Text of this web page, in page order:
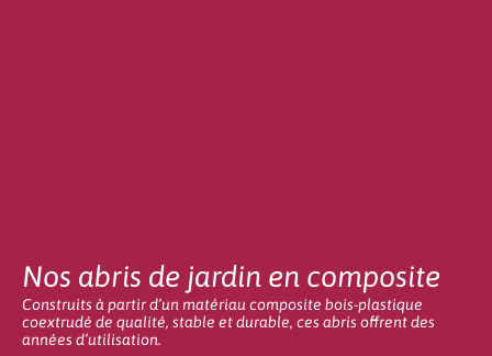
Nos abris de jardin en composite
Construits à partir d’un matériau composite bois-plastique
coextrudé de qualité, stable et durable, ces abris offrent des
années d’utilisation.